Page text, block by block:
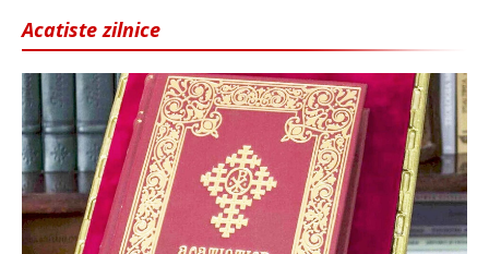
Acatiste zilnice